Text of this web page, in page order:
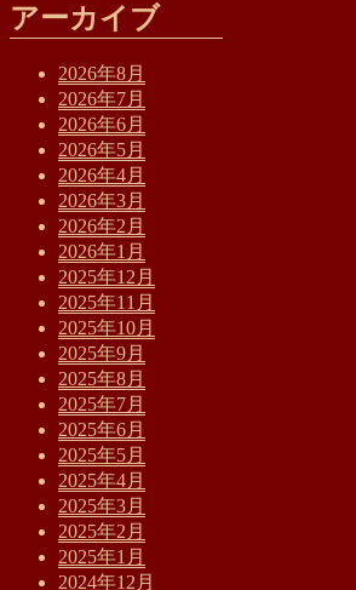
アーカイブ
2026年8月
2026年7月
2026年6月
2026年5月
2026年4月
2026年3月
2026年2月
2026年1月
2025年12月
2025年11月
2025年10月
2025年9月
2025年8月
2025年7月
2025年6月
2025年5月
2025年4月
2025年3月
2025年2月
2025年1月
2024年12月